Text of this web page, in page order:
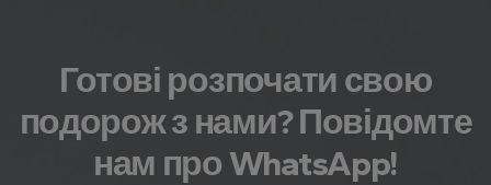
Готові розпочати свою
подорож з нами? Повідомте
нам про WhatsApp!